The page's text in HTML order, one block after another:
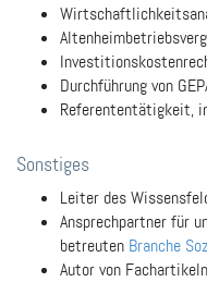
Durchführung von
Referententätigkeit,
Sonstiges
Leiter des
Ansprechpartner für
betreuten Branche
Autor von Fachartikeln